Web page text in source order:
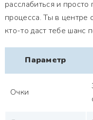
расслабиться и просто
процесса. Ты в центре
кто-то даст тебе шанс
Параметр
Очки